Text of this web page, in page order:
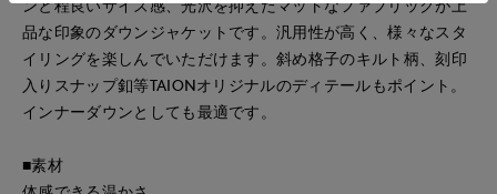
ンと程良いサイズ感、光沢を抑えたマットなファブリックが上
品な印象のダウンジャケットです。汎用性が高く、様々なスタ
イリングを楽しんでいただけます。斜め格子のキルト柄、刻印
入りスナップ釦等TAIONオリジナルのディテールもポイント。
インナーダウンとしても最適です。
■素材